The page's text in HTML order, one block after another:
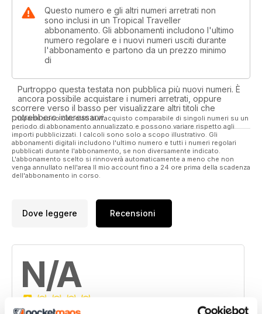
Questo numero e gli altri numeri arretrati non
sono inclusi in un Tropical Traveller
abbonamento. Gli abbonamenti includono l'ultimo
numero regolare e i nuovi numeri usciti durante
l'abbonamento e partono da un prezzo minimo
di
Purtroppo questa testata non pubblica più nuovi numeri. È
ancora possibile acquistare i numeri arretrati, oppure
scorrere verso il basso per visualizzare altri titoli che
potrebbero interessarvi.
I risparmi sono calcolati sull'acquisto comparabile di singoli numeri su un
periodo di abbonamento annualizzato e possono variare rispetto agli
importi pubblicizzati. I calcoli sono solo a scopo illustrativo. Gli
abbonamenti digitali includono l'ultimo numero e tutti i numeri regolari
pubblicati durante l'abbonamento, se non diversamente indicato.
L'abbonamento scelto si rinnoverà automaticamente a meno che non
venga annullato nell'area Il mio account fino a 24 ore prima della scadenza
dell'abbonamento in corso.
Dove leggere Recensioni
N/A